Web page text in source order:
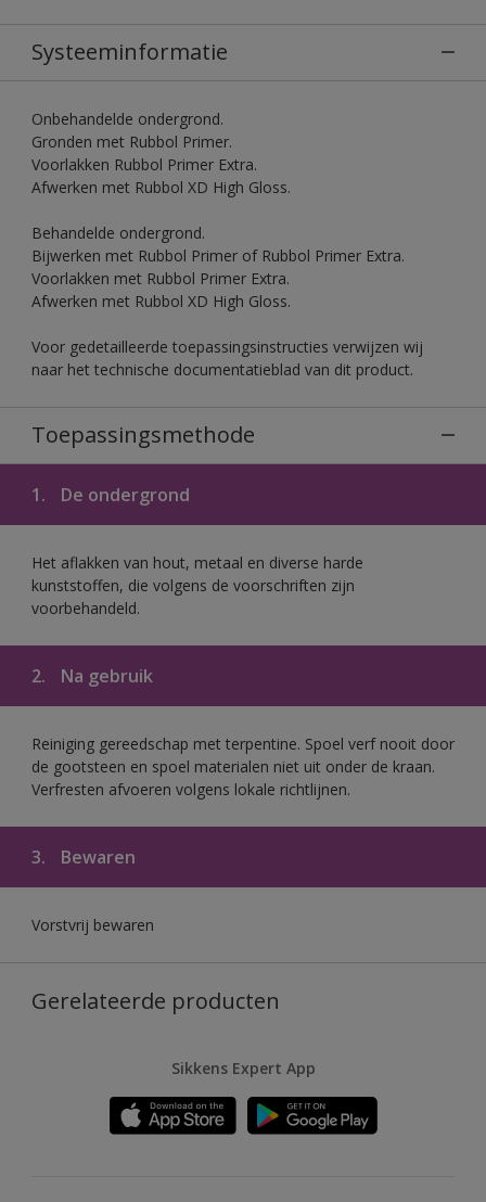
Systeeminformatie
Onbehandelde ondergrond.
Gronden met Rubbol Primer.
Voorlakken Rubbol Primer Extra.
Afwerken met Rubbol XD High Gloss.
Behandelde ondergrond.
Bijwerken met Rubbol Primer of Rubbol Primer Extra.
Voorlakken met Rubbol Primer Extra.
Afwerken met Rubbol XD High Gloss.
Voor gedetailleerde toepassingsinstructies verwijzen wij
naar het technische documentatieblad van dit product.
Toepassingsmethode
1. De ondergrond
Het aflakken van hout, metaal en diverse harde
kunststoffen, die volgens de voorschriften zijn
voorbehandeld.
2. Na gebruik
Reiniging gereedschap met terpentine. Spoel verf nooit door
de gootsteen en spoel materialen niet uit onder de kraan.
Verfresten afvoeren volgens lokale richtlijnen.
3. Bewaren
Vorstvrij bewaren
Gerelateerde producten
Sikkens Expert App